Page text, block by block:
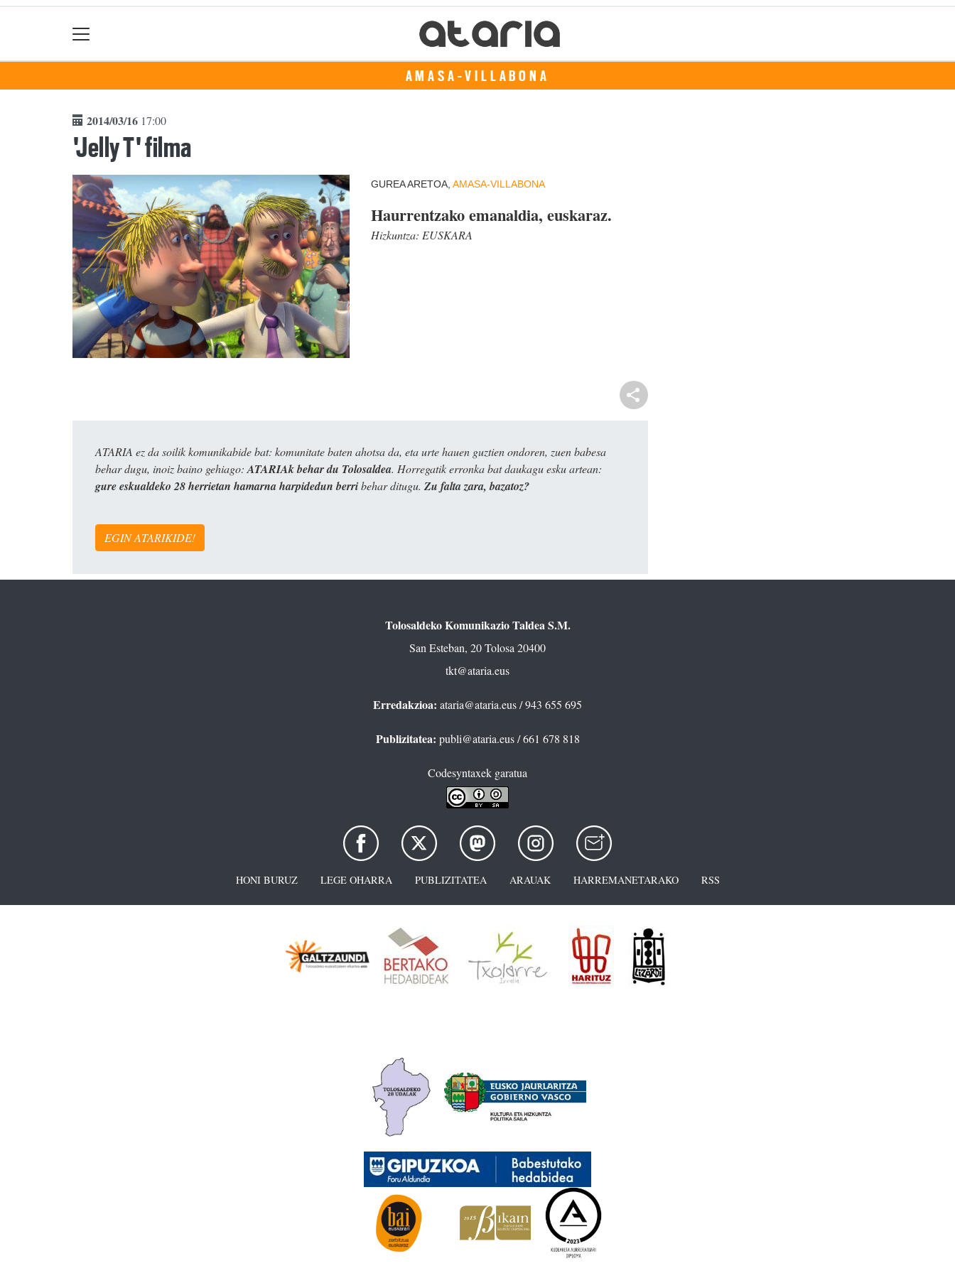
AMASA-VILLABONA
2014/03/16 17:00
'Jelly T' filma
GUREA ARETOA, AMASA-VILLABONA
Haurrentzako emanaldia, euskaraz.
Hizkuntza: EUSKARA
ATARIA ez da soilik komunikabide bat: komunitate baten ahotsa da, eta urte hauen guztien ondoren, zuen babesa
behar dugu, inoiz baino gehiago:ATARIAk behar du Tolosaldea. Horregatik erronka bat daukagu esku artean:
gure eskualdeko 28 herrietan hamarna harpidedun berribehar ditugu. Zu falta zara, bazatoz?
EGIN ATARIKIDE!
Tolosaldeko Komunikazio Taldea S.M.
San Esteban, 20 Tolosa 20400
tkt@ataria.eus
Erredakzioa: ataria@ataria.eus/ 943 655 695
Publizitatea: publi@ataria.eus/ 661 678 818
Codesyntaxek garatua
HONI BURUZ LEGE OHARRA PUBLIZITATEA ARAUAK HARREMANETARAKO RSS